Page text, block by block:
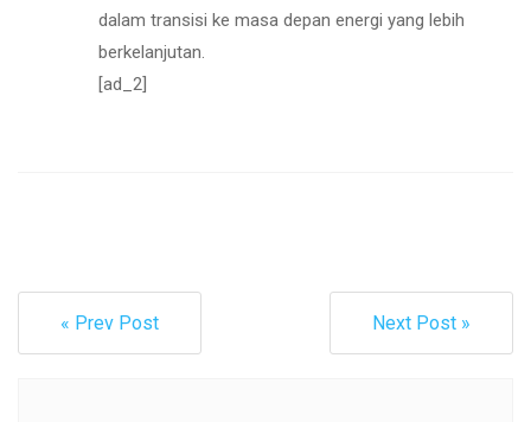
dalam transisi ke masa depan energi yang lebih
berkelanjutan.
[ad_2]
« Prev Post Next Post »